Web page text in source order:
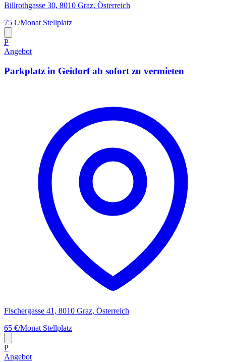
Billrothgasse 30, 8010 Graz, Österreich
75 €/Monat Stellplatz
P
Angebot
Parkplatz in Geidorf ab sofort zu vermieten
Fischergasse 41, 8010 Graz, Österreich
65 €/Monat Stellplatz
P
Angebot